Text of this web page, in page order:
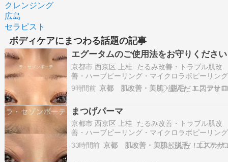
クレンジング
広島
セラピスト
ボディケアにまつわる話題の記事
エグータムのご使用法をお守りください
京都市 西京区 上桂 たるみ改善・トラブル肌改
善・ハーブピーリング・マイクロラボピーリン
ラミネーションピール・まつげパーマ・エステ
ン La saison beaute（ラ・セゾンボーテ）です
分暑くなりますね(-_-;) …
9時間前
まつげパーマ
京都市 西京区 上桂 たるみ改善・トラブル肌改
善・ハーブピーリング・マイクロラボピーリン
ラミネーションピール・まつげパーマ・エステ
ン La saison beaute（ラ・セゾンボーテ）です
33時間前 京都 肌改善・美肌